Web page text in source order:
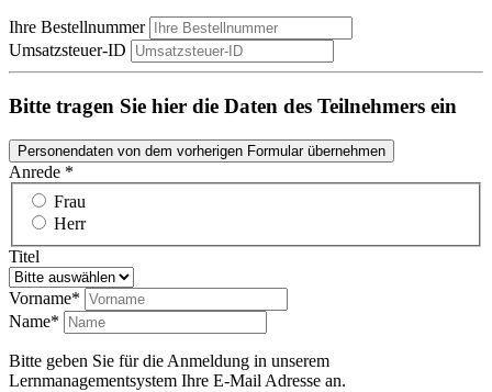
Ihre Bestellnummer
Umsatzsteuer-ID
Bitte tragen Sie hier die Daten des Teilnehmers ein
Personendaten von dem vorherigen Formular übernehmen
Anrede *
Frau
Herr
Titel
Vorname*
Name*
Bitte geben Sie für die Anmeldung in unserem
Lernmanagementsystem Ihre E-Mail Adresse an.